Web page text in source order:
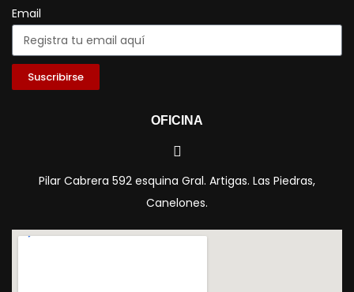
Email
Suscribirse
OFICINA
Pilar Cabrera 592 esquina Gral. Artigas. Las Piedras,
Canelones.